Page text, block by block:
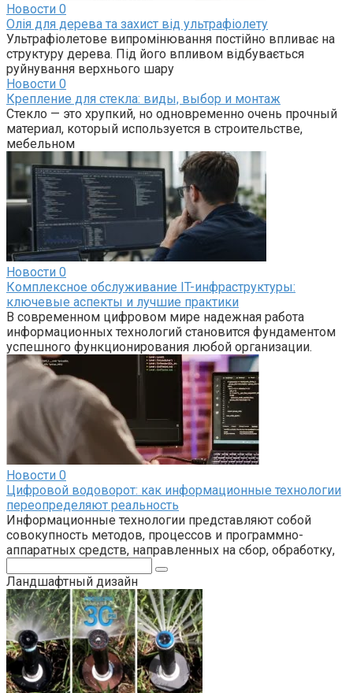
Новости 0
Олія для дерева та захист від ультрафіолету
Ультрафіолетове випромінювання постійно впливає на
структуру дерева. Під його впливом відбувається
руйнування верхнього шару
Новости 0
Крепление для стекла: виды, выбор и монтаж
Стекло — это хрупкий, но одновременно очень прочный
материал, который используется в строительстве,
мебельном
Новости 0
Комплексное обслуживание IT-инфраструктуры:
ключевые аспекты и лучшие практики
В современном цифровом мире надежная работа
информационных технологий становится фундаментом
успешного функционирования любой организации.
Новости 0
Цифровой водоворот: как информационные технологии
переопределяют реальность
Информационные технологии представляют собой
совокупность методов, процессов и программно-
аппаратных средств, направленных на сбор, обработку,
Ландшафтный дизайн